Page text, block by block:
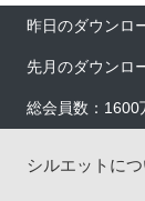
昨日のダウンロ
先月のダウンロ
総会員数：1600
シルエットにつ